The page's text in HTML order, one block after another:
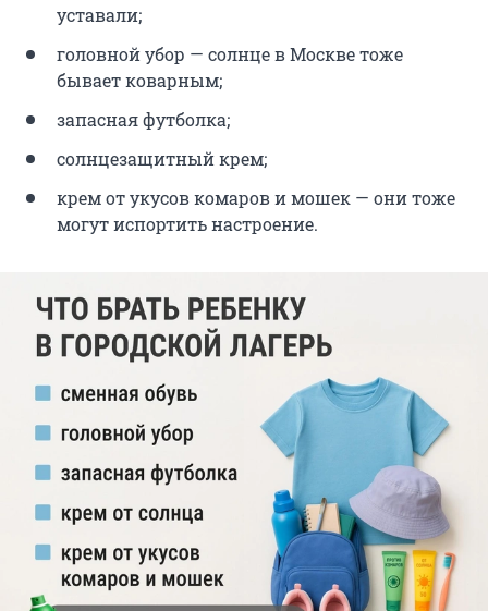
уставали;
головной убор — солнце в Москве тоже
бывает коварным;
запасная футболка;
солнцезащитный крем;
крем от укусов комаров и мошек — они тоже
могут испортить настроение.